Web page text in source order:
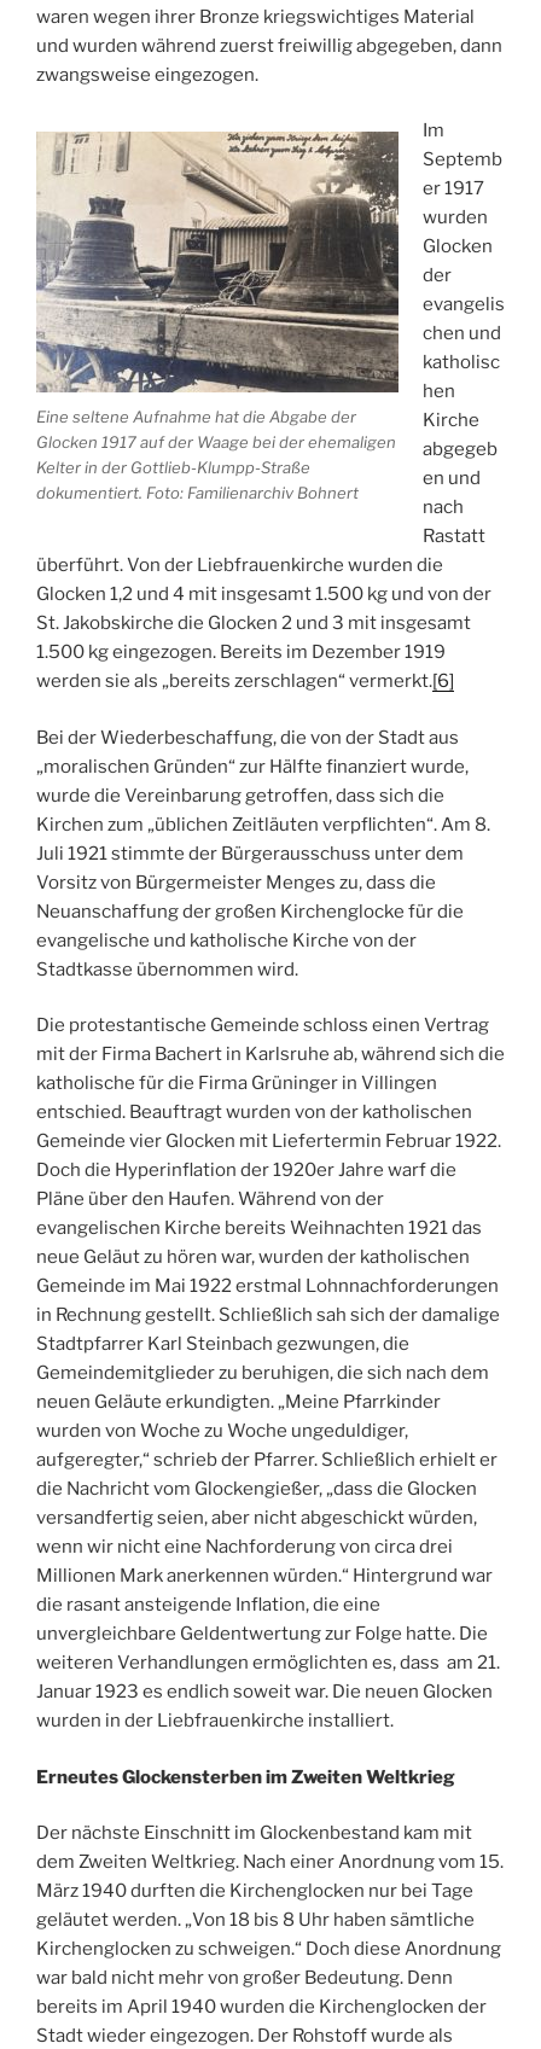
waren wegen ihrer Bronze kriegswichtiges Material
und wurden während zuerst freiwillig abgegeben, dann
zwangsweise eingezogen.
Eine seltene Aufnahme hat die Abgabe der
Glocken 1917 auf der Waage bei der ehemaligen
Kelter in der Gottlieb-Klumpp-Straße
dokumentiert. Foto: Familienarchiv Bohnert
Im
Septemb
er 1917
wurden
Glocken
der
evangelis
chen und
katholisc
hen
Kirche
abgegeb
en und
nach
Rastatt
überführt. Von der Liebfrauenkirche wurden die
Glocken 1,2 und 4 mit insgesamt 1.500 kg und von der
St. Jakobskirche die Glocken 2 und 3 mit insgesamt
1.500 kg eingezogen. Bereits im Dezember 1919
werden sie als „bereits zerschlagen“ vermerkt.[6]
Bei der Wiederbeschaffung, die von der Stadt aus
„moralischen Gründen“ zur Hälfte finanziert wurde,
wurde die Vereinbarung getroffen, dass sich die
Kirchen zum „üblichen Zeitläuten verpflichten“. Am 8.
Juli 1921 stimmte der Bürgerausschuss unter dem
Vorsitz von Bürgermeister Menges zu, dass die
Neuanschaffung der großen Kirchenglocke für die
evangelische und katholische Kirche von der
Stadtkasse übernommen wird.
Die protestantische Gemeinde schloss einen Vertrag
mit der Firma Bachert in Karlsruhe ab, während sich die
katholische für die Firma Grüninger in Villingen
entschied. Beauftragt wurden von der katholischen
Gemeinde vier Glocken mit Liefertermin Februar 1922.
Doch die Hyperinflation der 1920er Jahre warf die
Pläne über den Haufen. Während von der
evangelischen Kirche bereits Weihnachten 1921 das
neue Geläut zu hören war, wurden der katholischen
Gemeinde im Mai 1922 erstmal Lohnnachforderungen
in Rechnung gestellt. Schließlich sah sich der damalige
Stadtpfarrer Karl Steinbach gezwungen, die
Gemeindemitglieder zu beruhigen, die sich nach dem
neuen Geläute erkundigten. „Meine Pfarrkinder
wurden von Woche zu Woche ungeduldiger,
aufgeregter,“ schrieb der Pfarrer. Schließlich erhielt er
die Nachricht vom Glockengießer, „dass die Glocken
versandfertig seien, aber nicht abgeschickt würden,
wenn wir nicht eine Nachforderung von circa drei
Millionen Mark anerkennen würden.“ Hintergrund war
die rasant ansteigende Inflation, die eine
unvergleichbare Geldentwertung zur Folge hatte. Die
weiteren Verhandlungen ermöglichten es, dass am 21.
Januar 1923 es endlich soweit war. Die neuen Glocken
wurden in der Liebfrauenkirche installiert.
Erneutes Glockensterben im Zweiten Weltkrieg
Der nächste Einschnitt im Glockenbestand kam mit
dem Zweiten Weltkrieg. Nach einer Anordnung vom 15.
März 1940 durften die Kirchenglocken nur bei Tage
geläutet werden. „Von 18 bis 8 Uhr haben sämtliche
Kirchenglocken zu schweigen.“ Doch diese Anordnung
war bald nicht mehr von großer Bedeutung. Denn
bereits im April 1940 wurden die Kirchenglocken der
Stadt wieder eingezogen. Der Rohstoff wurde als